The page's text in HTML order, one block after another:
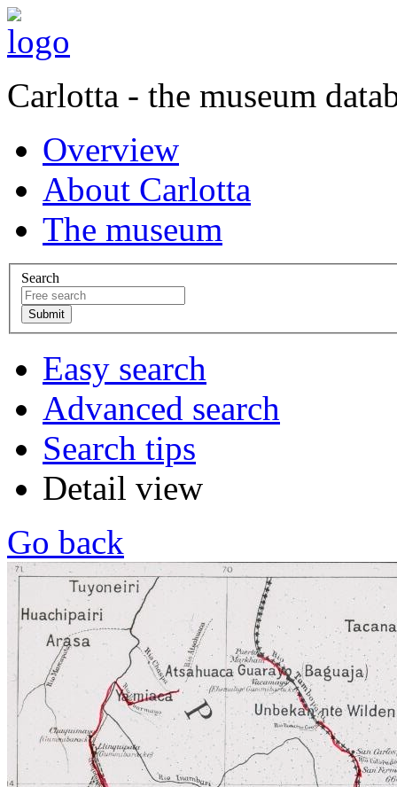
Carlotta - the museum
Overview
About Carlotta
The museum
Search
Easy search
Advanced search
Search tips
Detail view
Go back